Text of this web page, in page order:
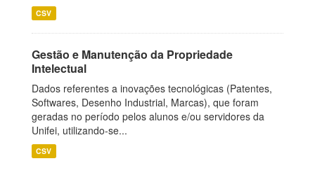
CSV
Gestão e Manutenção da Propriedade
Intelectual
Dados referentes a inovações tecnológicas (Patentes,
Softwares, Desenho Industrial, Marcas), que foram
geradas no período pelos alunos e/ou servidores da
Unifei, utilizando-se...
CSV